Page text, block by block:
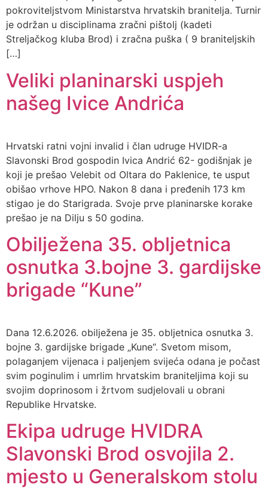
pokroviteljstvom Ministarstva hrvatskih branitelja. Turnir
je održan u disciplinama zračni pištolj (kadeti
Streljačkog kluba Brod) i zračna puška ( 9 braniteljskih
[…]
Veliki planinarski uspjeh
našeg Ivice Andrića
Hrvatski ratni vojni invalid i član udruge HVIDR-a
Slavonski Brod gospodin Ivica Andrić 62- godišnjak je
koji je prešao Velebit od Oltara do Paklenice, te usput
obišao vrhove HPO. Nakon 8 dana i pređenih 173 km
stigao je do Starigrada. Svoje prve planinarske korake
prešao je na Dilju s 50 godina.
Obilježena 35. obljetnica
osnutka 3.bojne 3. gardijske
brigade “Kune”
Dana 12.6.2026. obilježena je 35. obljetnica osnutka 3.
bojne 3. gardijske brigade „Kune“. Svetom misom,
polaganjem vijenaca i paljenjem svijeća odana je počast
svim poginulim i umrlim hrvatskim braniteljima koji su
svojim doprinosom i žrtvom sudjelovali u obrani
Republike Hrvatske.
Ekipa udruge HVIDRA
Slavonski Brod osvojila 2.
mjesto u Generalskom stolu